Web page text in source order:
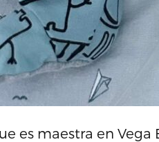
es maestra en